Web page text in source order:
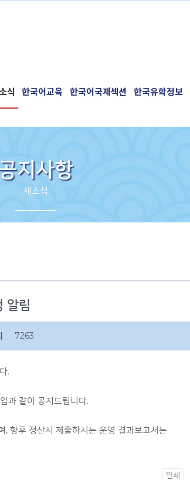
식 한국어교육 한국어국제섹션 한국유학정보
지사항
새소식
알림
7263
.
과 같이 공지드립니다.
향후 정산시 제출하시는 운영 결과보고서는
인쇄